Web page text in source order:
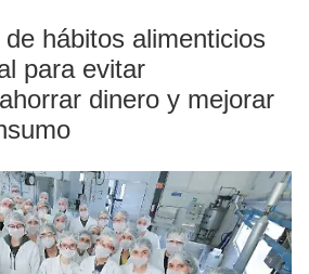
hábitos alimenticios
para evitar
dinero y mejorar